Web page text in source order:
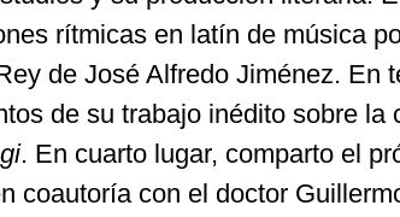
rítmicas en latín de música
de José Alfredo Jiménez. En
de su trabajo inédito sobre la
. En cuarto lugar, comparto el
coautoría con el doctor